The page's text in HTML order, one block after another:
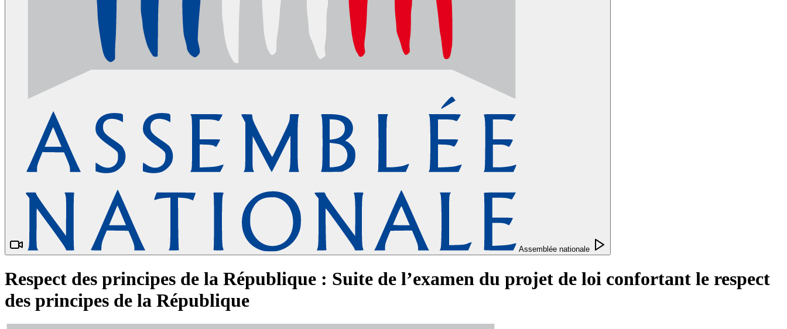
Assemblée nationale
Respect des principes de la République : Suite de l’examen du projet de loi confortant le respect
des principes de la République